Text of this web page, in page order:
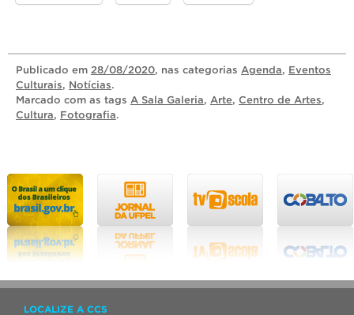
Publicado em 28/08/2020, nas categorias Agenda, Eventos
Culturais, Notícias.
Marcado com as tags A Sala Galeria, Arte, Centro de Artes,
Cultura, Fotografia.
LOCALIZE A CCS